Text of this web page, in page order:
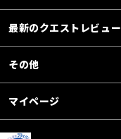
最新のクエストレビュー
その他
マイページ